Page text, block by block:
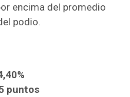
encima del promedio
podio.
puntos